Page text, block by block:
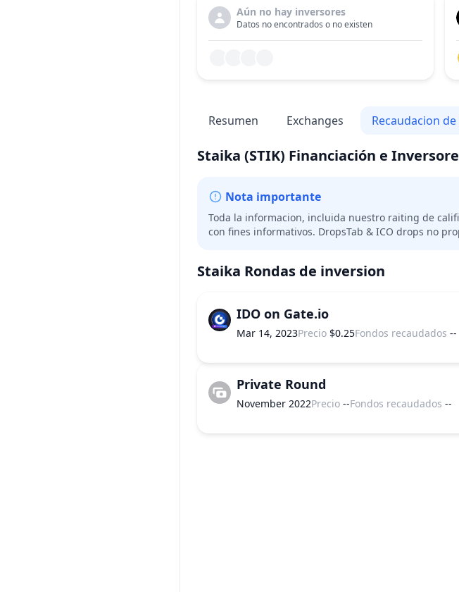
Aún no hay inversores
Datos no encontrados o no existen
Resumen Exchanges Recaudacion
Staika (STIK) Financiación e
Nota importante
Toda la informacion, incluida nuestro raiting de
con fines informativos. DropsTab & ICO drops no
Staika Rondas de inversion
IDO on Gate.io
Mar 14, 2023Precio $0.25Fondos recaudados --
Private Round
November 2022Precio --Fondos recaudados --